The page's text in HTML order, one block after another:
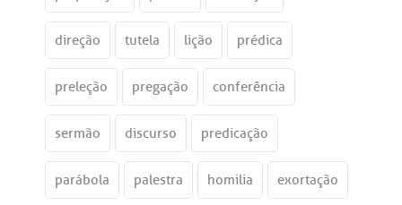
direção tutela lição prédica
preleção pregação conferência
sermão discurso predicação
parábola palestra homilia exortação